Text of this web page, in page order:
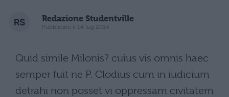
Redazione Studentville
Pubblicato il 14 lug 2014
Quid simile Milonis? cuius vis omnis haec
semper fuit ne P. Clodius cum in iudicium
detrahi non posset vi oppressam civitatem